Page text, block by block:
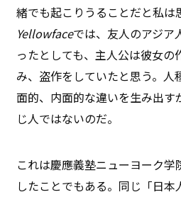
緒でも起こりうることだと私は
Yellowfaceでは、友人のアジア
ったとしても、主人公は彼女
み、盗作をしていたと思う。
面的、内面的な違いを生み出
じ人ではないのだ。
これは慶應義塾ニューヨーク
したことでもある。同じ「日